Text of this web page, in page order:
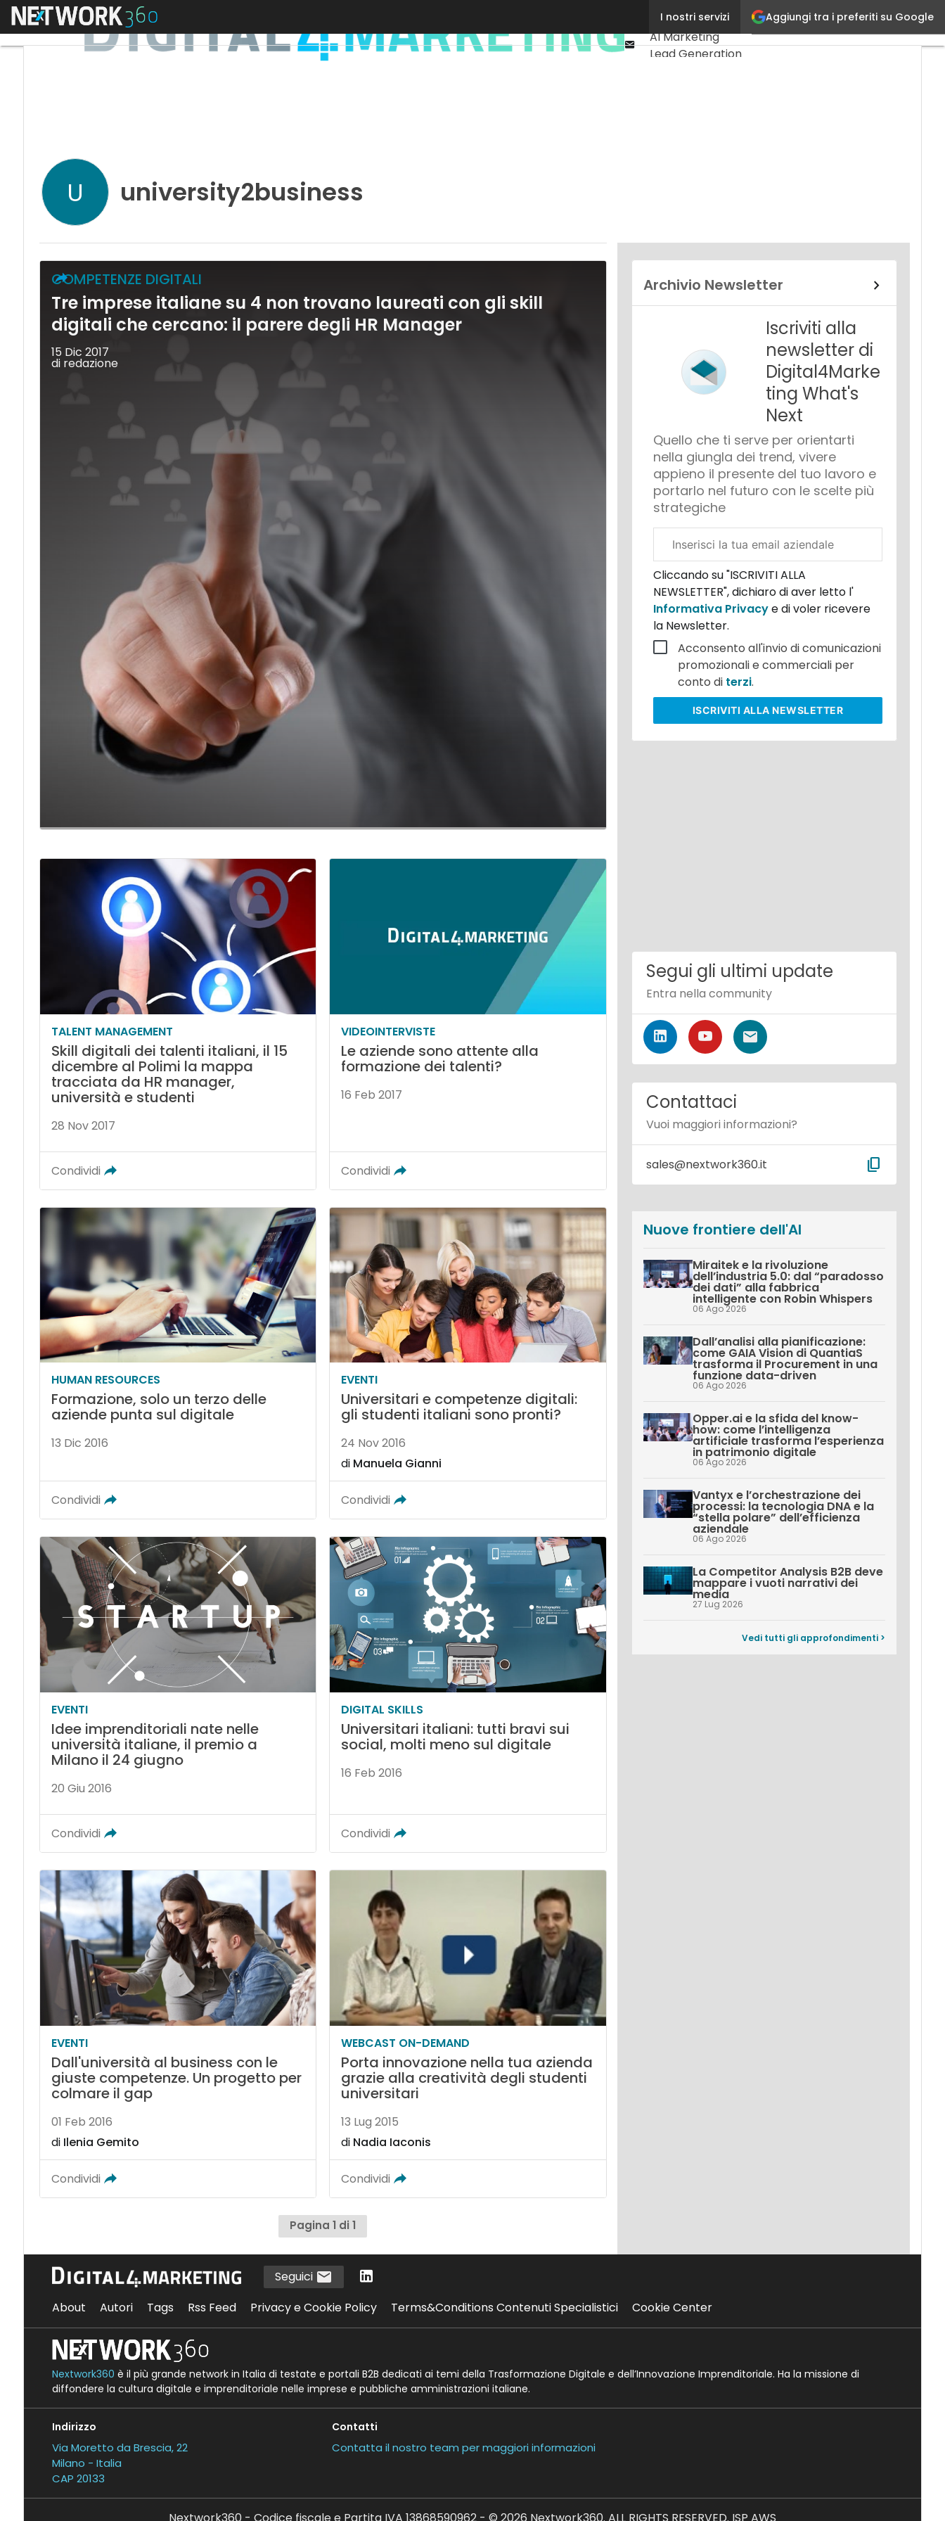
Aggiungi tra i preferiti su Google
I nostri servizi
Menu
Youtube-
play
Email
Ultimi articoli
AI Marketing
Lead Generation
U university2business
COMPETENZE DIGITALI
Tre imprese italiane su 4 non trovano laureati con gli skill
digitali che cercano: il parere degli HR Manager
15 Dic 2017
di redazione
TALENT MANAGEMENT
Skill digitali dei talenti italiani, il 15
dicembre al Polimi la mappa
tracciata da HR manager,
università e studenti
28 Nov 2017
Condividi
VIDEOINTERVISTE
Le aziende sono attente alla
formazione dei talenti?
16 Feb 2017
Condividi
HUMAN RESOURCES
Formazione, solo un terzo delle
aziende punta sul digitale
13 Dic 2016
Condividi
EVENTI
Universitari e competenze digitali:
gli studenti italiani sono pronti?
24 Nov 2016
di Manuela Gianni
Condividi
EVENTI
Idee imprenditoriali nate nelle
università italiane, il premio a
Milano il 24 giugno
20 Giu 2016
Condividi
DIGITAL SKILLS
Universitari italiani: tutti bravi sui
social, molti meno sul digitale
16 Feb 2016
Condividi
EVENTI
Dall'università al business con le
giuste competenze. Un progetto per
colmare il gap
01 Feb 2016
di Ilenia Gemito
Condividi
WEBCAST ON-DEMAND
Porta innovazione nella tua azienda
grazie alla creatività degli studenti
universitari
13 Lug 2015
di Nadia Iaconis
Condividi
Pagina 1 di 1
Archivio Newsletter
Iscriviti alla
newsletter di
Digital4Marke
ting What's
Next
Quello che ti serve per orientarti
nella giungla dei trend, vivere
appieno il presente del tuo lavoro e
portarlo nel futuro con le scelte più
strategiche
aziendale
Cliccando su "ISCRIVITI ALLA
NEWSLETTER", dichiaro di aver letto l'
Informativa Privacye di voler ricevere
la Newsletter.
Acconsento all'invio di comunicazioni
promozionali e commerciali per
conto di terzi.
ISCRIVITI ALLA NEWSLETTER
Segui gli ultimi update
Entra nella community
Contattaci
Vuoi maggiori informazioni?
sales@nextwork360.it content_copy
Nuove frontiere dell'AI
Miraitek e la rivoluzione
dell’industria 5.0: dal “paradosso
dei dati” alla fabbrica
intelligente con Robin Whispers
06 Ago 2026
Dall’analisi alla pianificazione:
come GAIA Vision di QuantiaS
trasforma il Procurement in una
funzione data-driven
06 Ago 2026
Opper.ai e la sfida del know-
how: come l’intelligenza
artificiale trasforma l’esperienza
in patrimonio digitale
06 Ago 2026
Vantyx e l’orchestrazione dei
processi: la tecnologia DNA e la
“stella polare” dell’efficienza
aziendale
06 Ago 2026
La Competitor Analysis B2B deve
mappare i vuoti narrativi dei
media
27 Lug 2026
Vedi tutti gli approfondimenti >
Seguici
About
Autori Tags Rss Feed Privacy e Cookie Policy Terms&Conditions Contenuti Specialistici Cookie Center
Nextwork360 è il più grande network in Italia di testate e portali B2B dedicati ai temi della Trasformazione Digitale e dell’Innovazione Imprenditoriale. Ha la missione di
diffondere la cultura digitale e imprenditoriale nelle imprese e pubbliche amministrazioni italiane.
Indirizzo
Via Moretto da Brescia, 22
Milano - Italia
CAP 20133
Contatti
Contatta il nostro team per maggiori informazioni